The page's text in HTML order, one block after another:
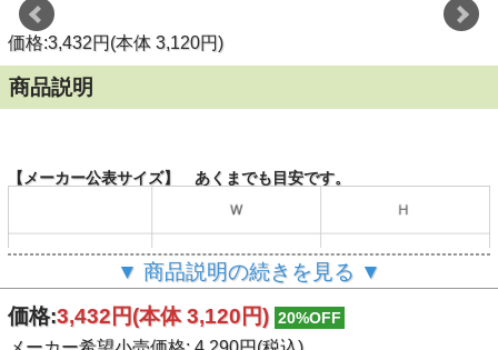
価格:3,432円(本体 3,120円)
商品説明
【メーカー公表サイズ】 あくまでも目安です。
（単位：cm）
▼ 商品説明の続きを見る ▼
価格:3,432円(本体 3,120円) 20%OFF